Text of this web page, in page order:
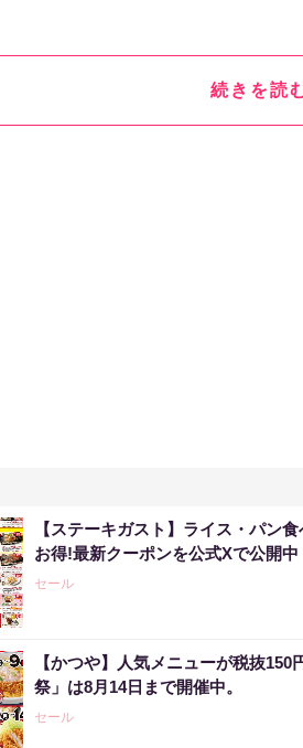
続きを読
【ステーキガスト】ライス・パン
お得!最新クーポンを公式Xで公開中
セール
【かつや】人気メニューが税抜
祭」は8月14日まで開催中。
セール